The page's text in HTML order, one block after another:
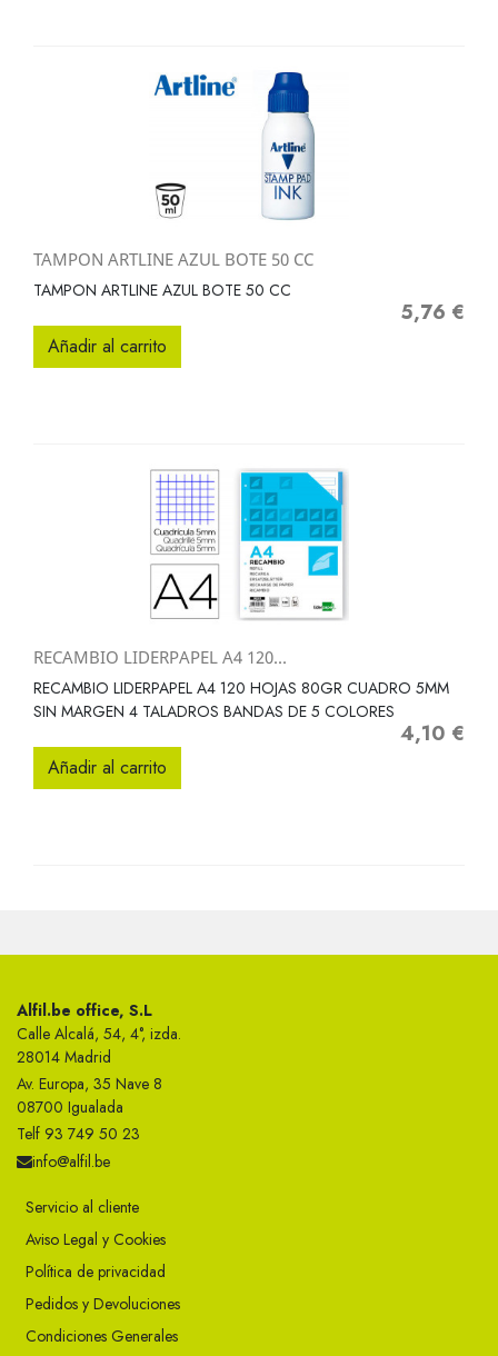
TAMPON ARTLINE AZUL BOTE 50 CC
TAMPON ARTLINE AZUL BOTE 50 CC
Precio
5,76 €
Añadir al carrito
RECAMBIO LIDERPAPEL A4 120...
RECAMBIO LIDERPAPEL A4 120 HOJAS 80GR CUADRO 5MM
SIN MARGEN 4 TALADROS BANDAS DE 5 COLORES
Precio
4,10 €
Añadir al carrito
Alfil.be office, S.L
Calle Alcalá, 54, 4°, izda.
28014 Madrid
Av. Europa, 35 Nave 8
08700 Igualada
Telf 93 749 50 23
info@alfil.be
Servicio al cliente
Aviso Legal y Cookies
Política de privacidad
Pedidos y Devoluciones
Condiciones Generales